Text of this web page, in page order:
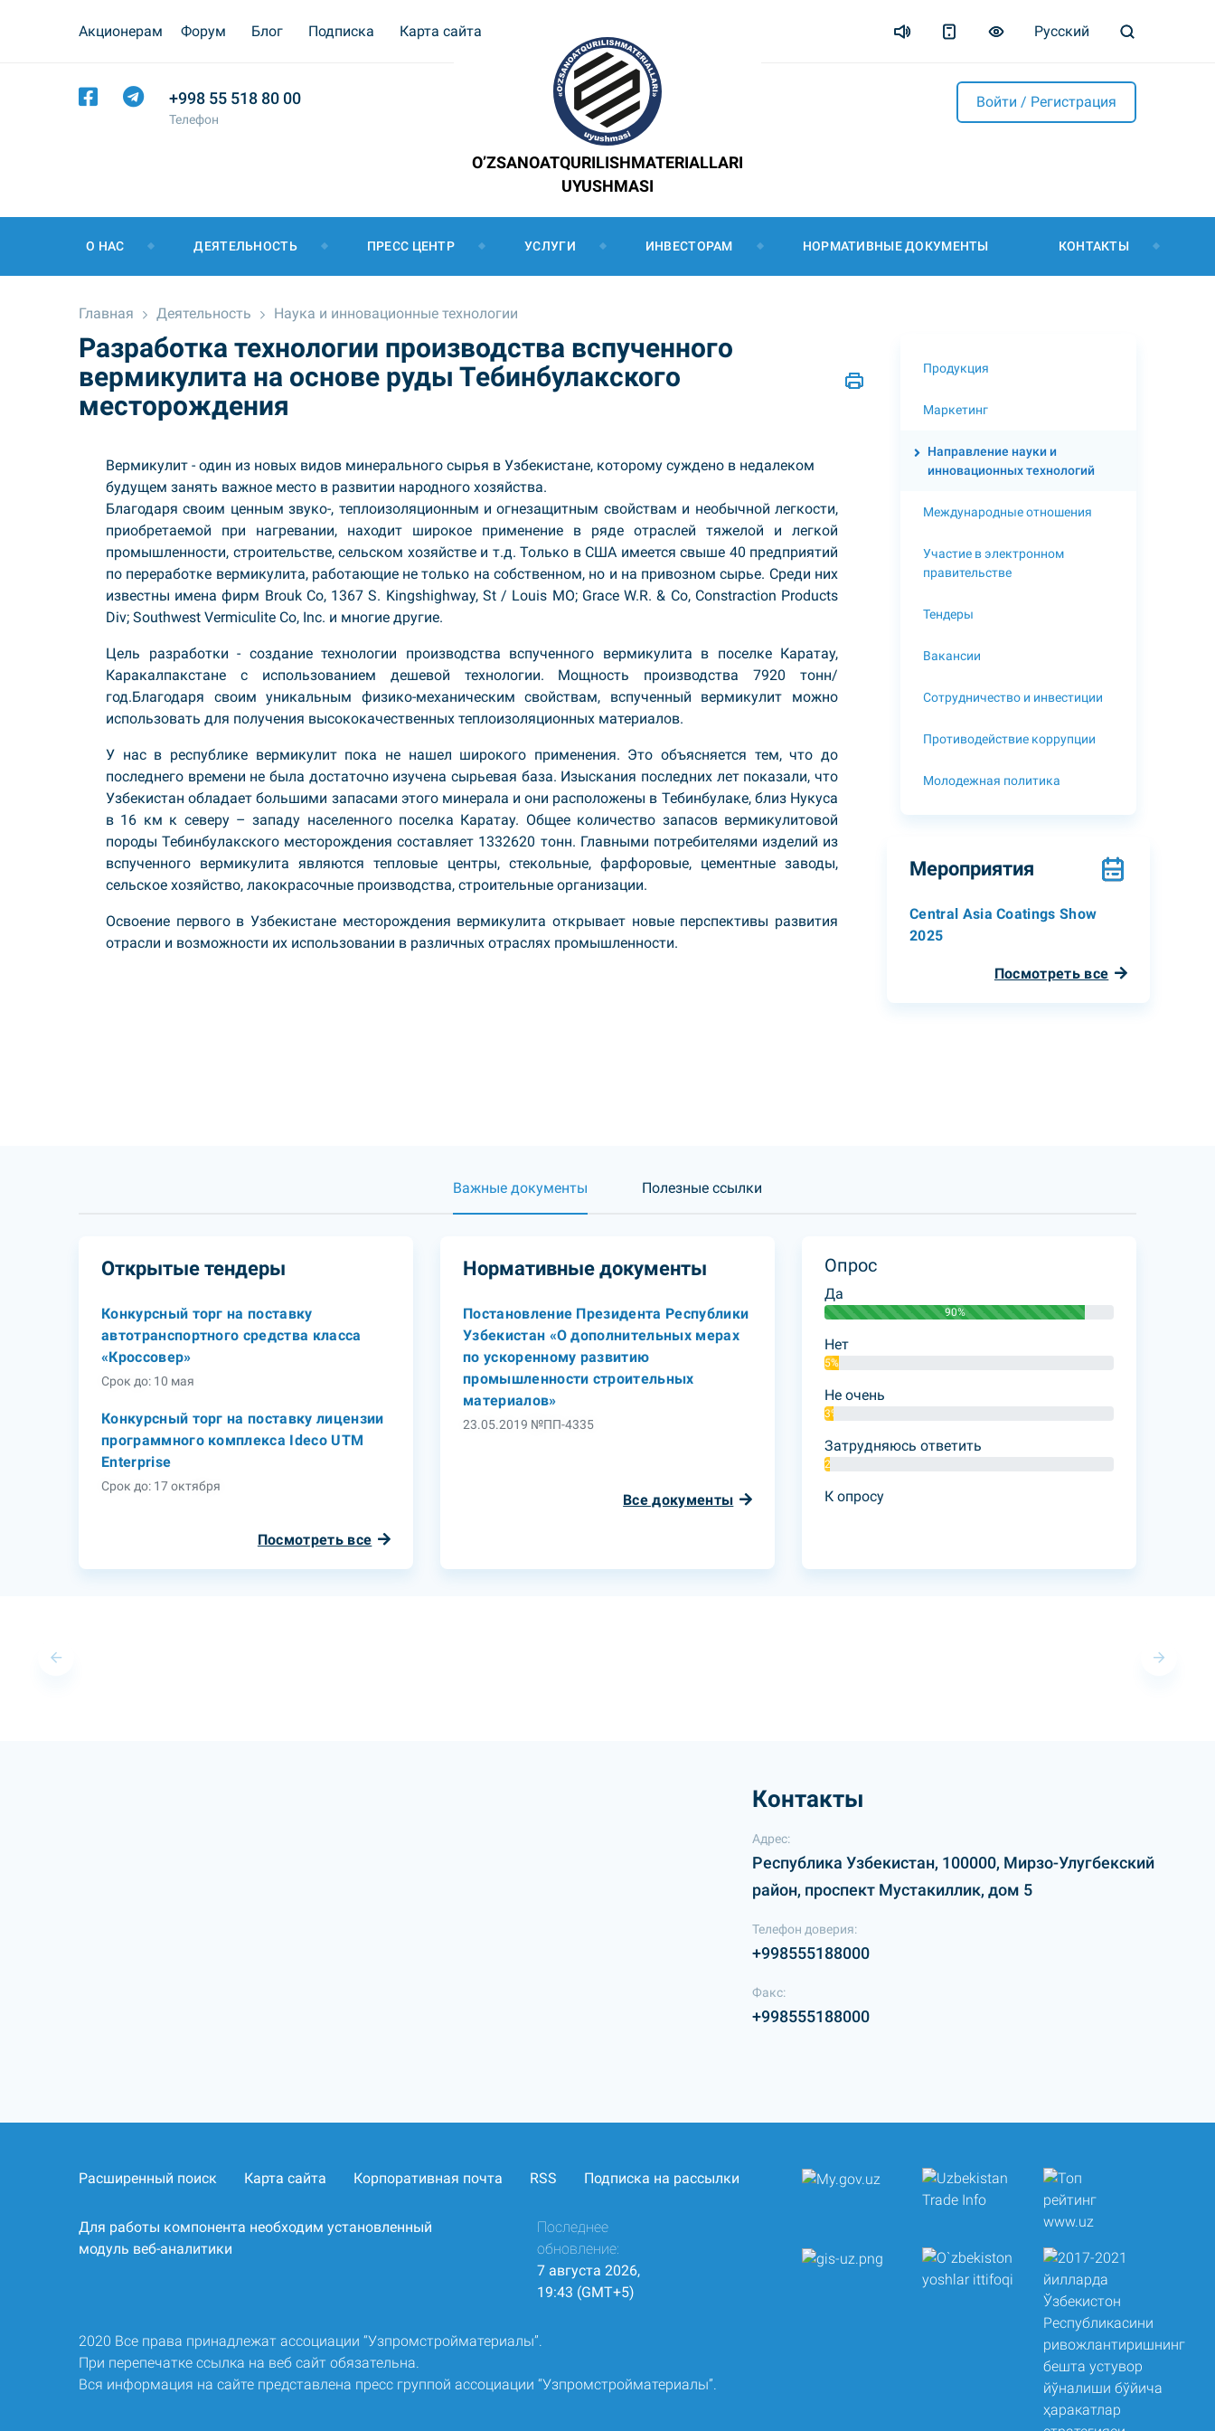
Акционерам Форум Блог Подписка Карта сайта Русский
+998 55 518 80 00
Телефон
Войти / Регистрация
O’ZSANOATQURILISHMATERIALLARI
UYUSHMASI
О НАС ДЕЯТЕЛЬНОСТЬ ПРЕСС ЦЕНТР УСЛУГИ ИНВЕСТОРАМ НОРМАТИВНЫЕ ДОКУМЕНТЫ КОНТАКТЫ
Главная Деятельность Наука и инновационные технологии
Разработка технологии производства вспученного
вермикулита на основе руды Тебинбулакского
месторождения
Вермикулит - один из новых видов минерального сырья в Узбекистане, которому суждено в недалеком
будущем занять важное место в развитии народного хозяйства.
Благодаря своим ценным звуко-, теплоизоляционным и огнезащитным свойствам и необычной легкости,
приобретаемой при нагревании, находит широкое применение в ряде отраслей тяжелой и легкой
промышленности, строительстве, сельском хозяйстве и т.д. Только в США имеется свыше 40 предприятий
по переработке вермикулита, работающие не только на собственном, но и на привозном сырье. Среди них
известны имена фирм Brouk Co, 1367 S. Kingshighway, St / Louis MO; Grace W.R. & Co, Constraction Products
Div; Southwest Vermiculite Co, Inc. и многие другие.
Цель разработки - создание технологии производства вспученного вермикулита в поселке Каратау,
Каракалпакстане с использованием дешевой технологии. Мощность производства 7920 тонн/
год.Благодаря своим уникальным физико-механическим свойствам, вспученный вермикулит можно
использовать для получения высококачественных теплоизоляционных материалов.
У нас в республике вермикулит пока не нашел широкого применения. Это объясняется тем, что до
последнего времени не была достаточно изучена сырьевая база. Изыскания последних лет показали, что
Узбекистан обладает большими запасами этого минерала и они расположены в Тебинбулаке, близ Нукуса
в 16 км к северу – западу населенного поселка Каратау. Общее количество запасов вермикулитовой
породы Тебинбулакского месторождения составляет 1332620 тонн. Главными потребителями изделий из
вспученного вермикулита являются тепловые центры, стекольные, фарфоровые, цементные заводы,
сельское хозяйство, лакокрасочные производства, строительные организации.
Освоение первого в Узбекистане месторождения вермикулита открывает новые перспективы развития
отрасли и возможности их использовании в различных отраслях промышленности.
Продукция
Маркетинг
Направление науки и
инновационных технологий
Международные отношения
Участие в электронном
правительстве
Тендеры
Вакансии
Сотрудничество и инвестиции
Противодействие коррупции
Молодежная политика
Мероприятия
Central Asia Coatings Show
2025
Посмотреть все
Важные документы Полезные ссылки
Открытые тендеры
Конкурсный торг на поставку
автотранспортного средства класса
«Кроссовер»
Срок до: 10 мая
Конкурсный торг на поставку лицензии
программного комплекса Ideco UTM
Enterprise
Срок до: 17 октября
Посмотреть все
Нормативные документы
Постановление Президента Республики
Узбекистан «О дополнительных мерах
по ускоренному развитию
промышленности строительных
материалов»
23.05.2019 №ПП-4335
Все документы
Опрос
Да
90%
Нет
5%
Не очень
3%
Затрудняюсь ответить
2%
К опросу
Контакты
Адрес:
Республика Узбекистан, 100000, Мирзо-Улугбекский
район, проспект Мустакиллик, дом 5
Телефон доверия:
+998555188000
Факс:
+998555188000
Расширенный поиск Карта сайта Корпоративная почта RSS Подписка на рассылки
Для работы компонента необходим установленный
модуль веб-аналитики
Последнее
обновление:
7 августа 2026,
19:43 (GMT+5)
2020 Все права принадлежат ассоциации “Узпромстройматериалы”.
При перепечатке ссылка на веб сайт обязательна.
Вся информация на сайте представлена пресс группой ассоциации “Узпромстройматериалы”.